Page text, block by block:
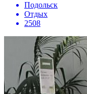
Подольск
Отдых
2508